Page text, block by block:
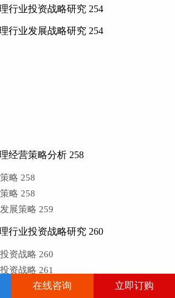
行业投资战略研究 254
行业发展战略研究 254
经营策略分析 258
略 258
略 258
展策略 259
行业投资战略研究 260
资战略 260
资战略 261
研究结论及投资建议 262
在线咨询 立即订购